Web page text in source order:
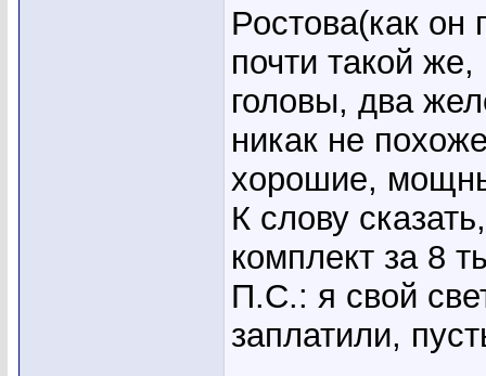
Ростова(как он
почти такой
головы, два
никак не
хорошие,
К слову
комплект за 8
П.С.: я свой
заплатили,